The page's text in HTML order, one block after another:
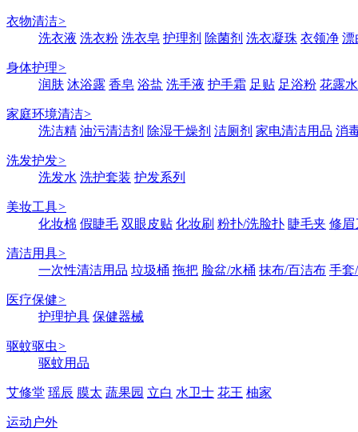
衣物清洁>
洗衣液 洗衣粉 洗衣皂 护理剂 除菌剂 洗衣凝珠 衣领净 漂
身体护理>
润肤 沐浴露 香皂 浴盐 洗手液 护手霜 足贴 足浴粉 花露水
家庭环境清洁>
洗洁精 油污清洁剂 除湿干燥剂 洁厕剂 家电清洁用品 消
洗发护发>
洗发水 洗护套装 护发系列
美妆工具>
化妆棉 假睫毛 双眼皮贴 化妆刷 粉扑/洗脸扑 睫毛夹 修眉
清洁用具>
一次性清洁用品 垃圾桶 拖把 脸盆/水桶 抹布/百洁布 手套
医疗保健>
护理护具 保健器械
驱蚊驱虫>
驱蚊用品
艾修堂 瑶辰 膜太 蔬果园 立白 水卫士 花王 柚家
运动户外